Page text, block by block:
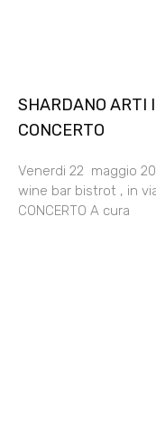
SHARDANO ARTI
CONCERTO
Venerdi 22 maggio
wine bar bistrot , in via
CONCERTO A cura